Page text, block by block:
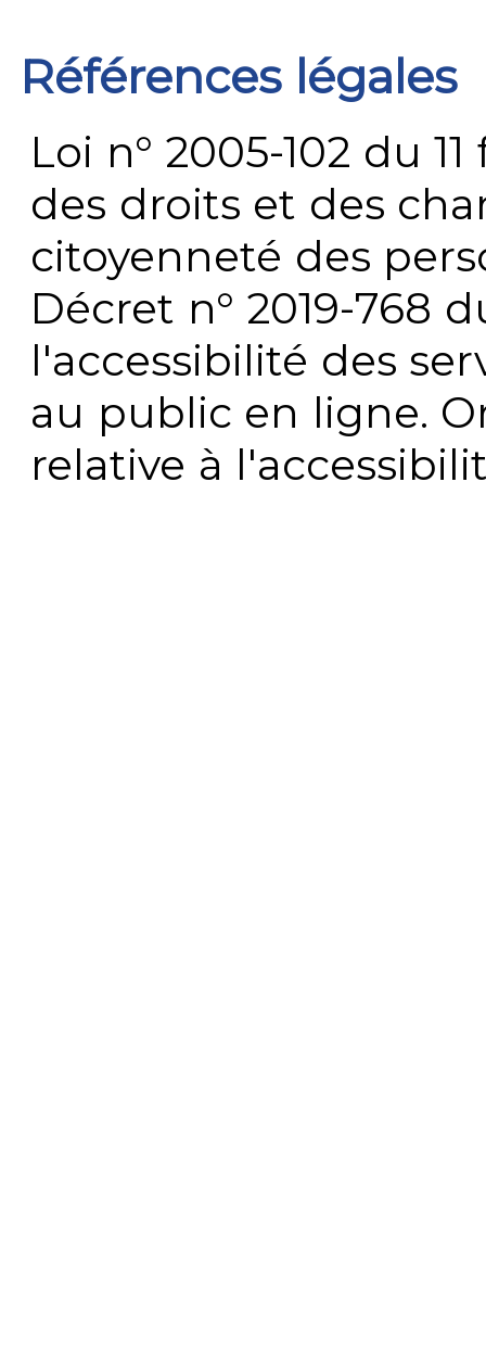
Références légales
Loi n° 2005-102 du
des droits et des
citoyenneté des
Décret n° 2019-768
l'accessibilité des
au public en ligne.
relative à